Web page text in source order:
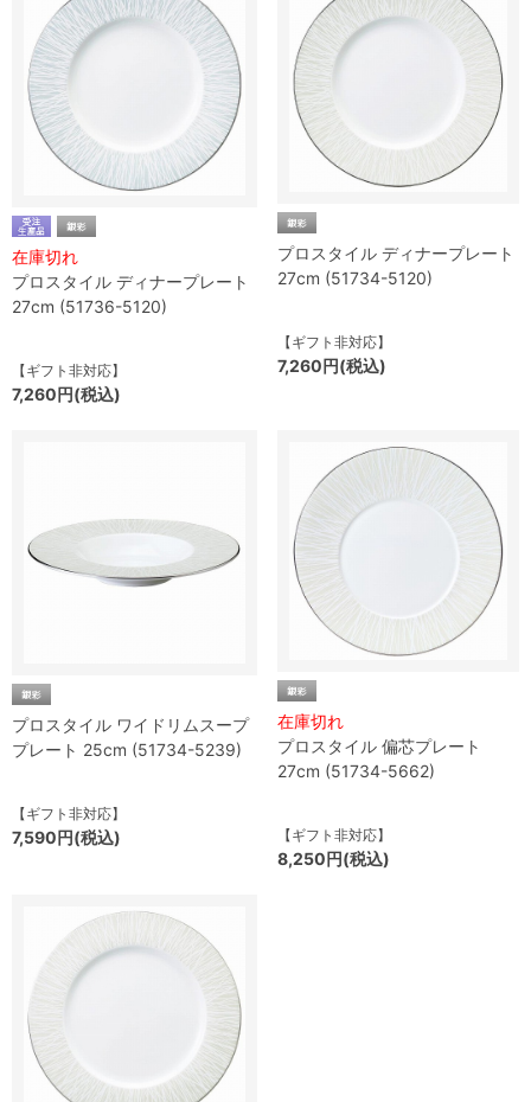
在庫切れ
プロスタイル ディナープレート
27cm (51736-5120)
【ギフト非対応】
7,260円(税込)
プロスタイル ディナープレート
27cm (51734-5120)
【ギフト非対応】
7,260円(税込)
プロスタイル ワイドリムスープ
プレート 25cm (51734-5239)
【ギフト非対応】
7,590円(税込)
在庫切れ
プロスタイル 偏芯プレート
27cm (51734-5662)
【ギフト非対応】
8,250円(税込)